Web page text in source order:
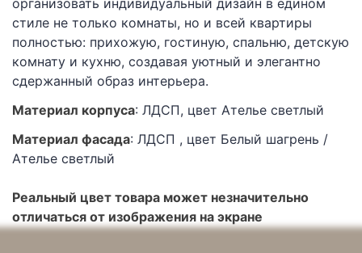
организовать индивидуальный дизайн в едином
стиле не только комнаты, но и всей квартиры
полностью: прихожую, гостиную, спальню, детскую
комнату и кухню, создавая уютный и элегантно
сдержанный образ интерьера.
Материал корпуса: ЛДСП, цвет Ателье светлый
Материал фасада: ЛДСП , цвет Белый шагрень /
Ателье светлый
Реальный цвет товара может незначительно
отличаться от изображения на экране